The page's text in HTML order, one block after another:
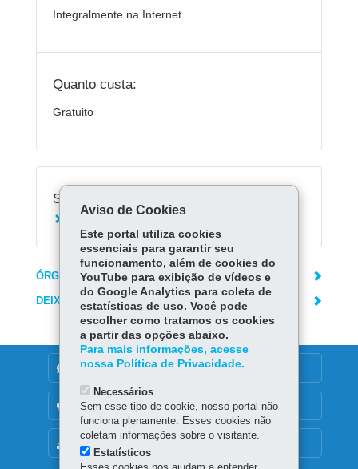
Integralmente na Internet
Quanto custa:
Gratuito
Serviços Relacionados:
ÓRGÃO RESPONSÁVEL
DEIXE SUA OPINIÃO
DENUNCIE CORRUPÇÃO
OUVIDORIA
Aviso de Cookies
Este portal utiliza cookies
essenciais para garantir seu
funcionamento, além de cookies do
YouTube para exibição de vídeos e
do Google Analytics para coleta de
estatísticas de uso. Você pode
escolher como tratamos os cookies
a partir das opções abaixo.
Para mais informações, acesse
nossa Política de Privacidade.
Necessários
Sem esse tipo de cookie, nosso portal não
funciona plenamente. Esses cookies não
coletam informações sobre o visitante.
Estatísticos